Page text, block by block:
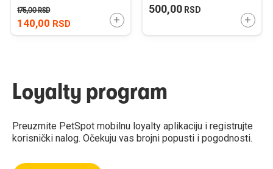
140,00 RSD
175,00RSD
DODAJTE U KORPU
500,00RSD
Loyalty program
Preuzmite PetSpot mobilnu loyalty aplikaciju i registrujte
korisnički nalog. Očekuju vas brojni popusti i pogodnosti.